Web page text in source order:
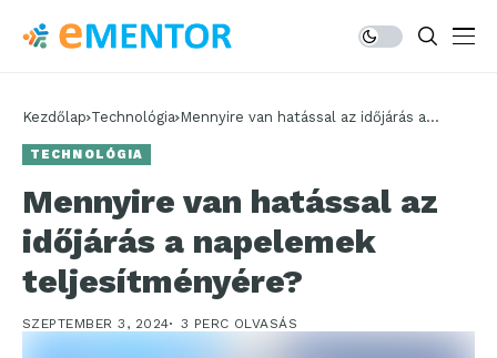
Kezdőlap Technológia Mennyire van hatással az időjárás a
TECHNOLÓGIA
Mennyire van hatással az
időjárás a napelemek
teljesítményére?
SZEPTEMBER 3, 2024 3 PERC OLVASÁS